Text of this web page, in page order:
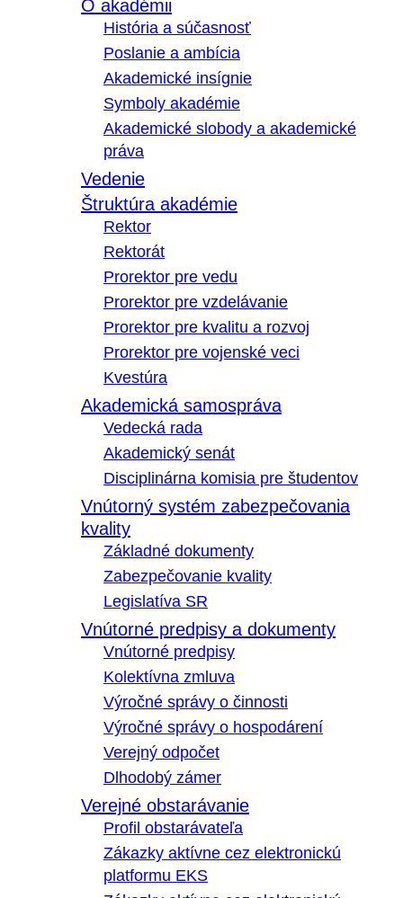
O akadémii
História a súčasnosť
Poslanie a ambícia
Akademické insígnie
Symboly akadémie
Akademické slobody a akademické
práva
Vedenie
Štruktúra akadémie
Rektor
Rektorát
Prorektor pre vedu
Prorektor pre vzdelávanie
Prorektor pre kvalitu a rozvoj
Prorektor pre vojenské veci
Kvestúra
Akademická samospráva
Vedecká rada
Akademický senát
Disciplinárna komisia pre študentov
Vnútorný systém zabezpečovania
kvality
Základné dokumenty
Zabezpečovanie kvality
Legislatíva SR
Vnútorné predpisy a dokumenty
Vnútorné predpisy
Kolektívna zmluva
Výročné správy o činnosti
Výročné správy o hospodárení
Verejný odpočet
Dlhodobý zámer
Verejné obstarávanie
Profil obstarávateľa
Zákazky aktívne cez elektronickú
platformu EKS